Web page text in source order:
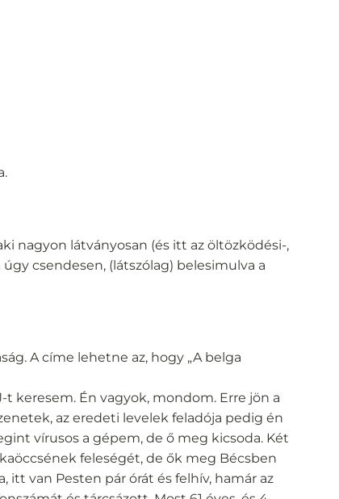
nagyon látványosan (és itt az öltözködési-,
csendesen, (látszólag) belesimulva a
A címe lehetne az, hogy „A belga
keresem. Én vagyok, mondom. Erre jön a
az eredeti levelek feladója pedig én
vírusos a gépem, de ő meg kicsoda. Két
feleségét, de ők meg Bécsben
itt van Pesten pár órát és felhív, hamár az